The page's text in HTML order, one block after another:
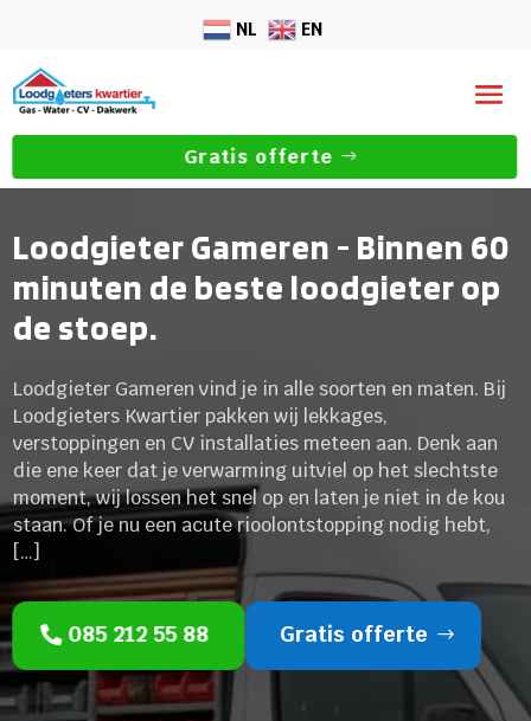
NL EN
Gratis offerte
Loodgieter Gameren - Binnen 60
minuten de beste loodgieter op
de stoep.
Loodgieter Gameren vind je in alle soorten en maten. Bij
Loodgieters Kwartier pakken wij lekkages,
verstoppingen en CV installaties meteen aan. Denk aan
die ene keer dat je verwarming uitviel op het slechtste
moment, wij lossen het snel op en laten je niet in de kou
staan. Of je nu een acute rioolontstopping nodig hebt,
[…]
085 212 55 88 Gratis offerte